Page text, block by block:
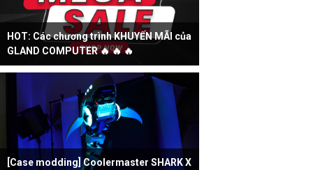
HOT: Các chương trình KHUYẾN MÃI của
GLAND COMPUTER 🔥 🔥 🔥
[Case modding] Coolermaster SHARK X